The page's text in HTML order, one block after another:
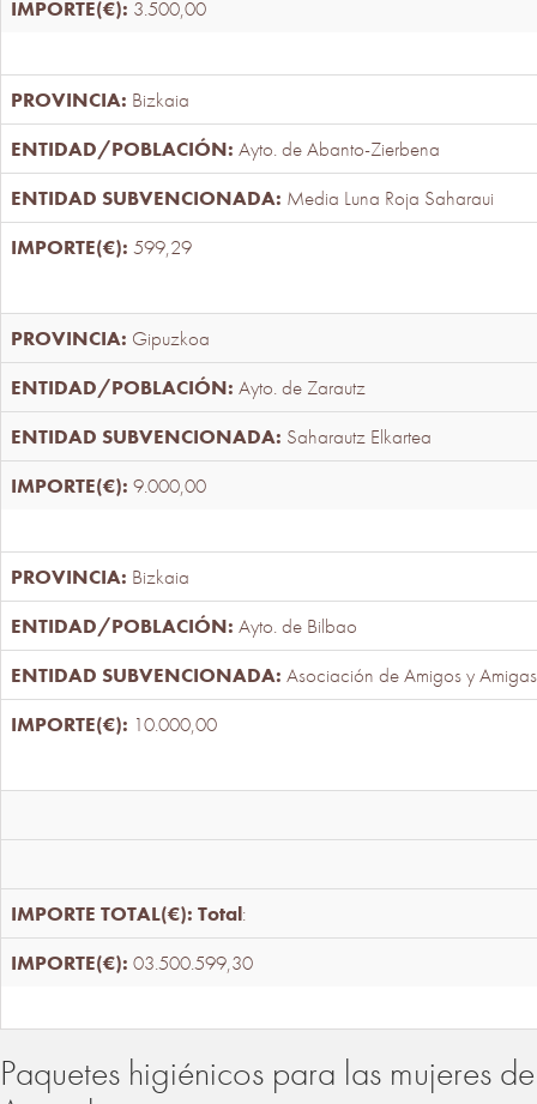
3.500,00
Bizkaia
Ayto. de Abanto-Zierbena
Media Luna Roja Saharaui
599,29
Gipuzkoa
Ayto. de Zarautz
Saharautz Elkartea
9.000,00
Bizkaia
Ayto. de Bilbao
Asociación de Amigos y
10.000,00
Total:
03.500.599,30
Paquetes higiénicos para las mujeres